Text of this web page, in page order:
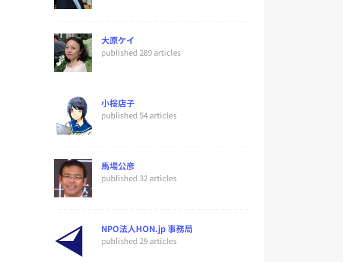
大原ケイ
published 289 articles
小桜店子
published 54 articles
馬場公彦
published 32 articles
NPO法人HON.jp 事務局
published 29 articles